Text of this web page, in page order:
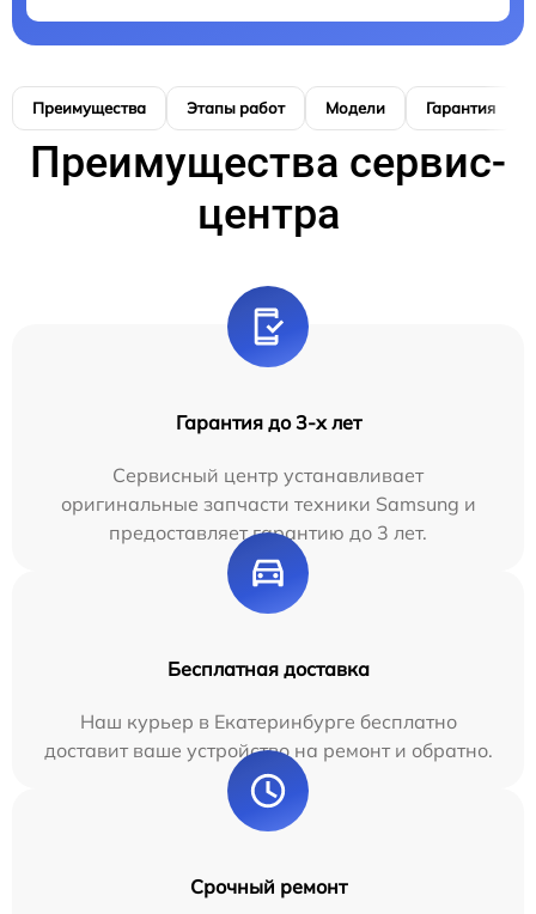
Преимущества Этапы работ Модели Гарантия
Преимущества сервис-
центра
Гарантия до 3-х лет
Сервисный центр устанавливает
оригинальные запчасти техники Samsung и
предоставляет гарантию до 3 лет.
Бесплатная доставка
Наш курьер в Екатеринбурге бесплатно
доставит ваше устройство на ремонт и обратно.
Срочный ремонт